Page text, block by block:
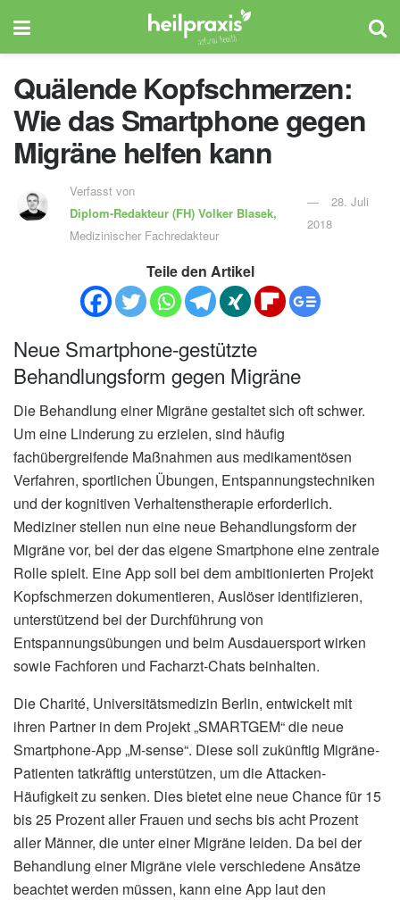
Quälende Kopfschmerzen:
Wie das Smartphone gegen
Migräne helfen kann
Verfasst von
Diplom-Redakteur (FH) Volker Blasek,
Medizinischer Fachredakteur
28. Juli
2018
Teile den Artikel
Neue Smartphone-gestützte
Behandlungsform gegen Migräne
Die Behandlung einer Migräne gestaltet sich oft schwer.
Um eine Linderung zu erzielen, sind häufig
fachübergreifende Maßnahmen aus medikamentösen
Verfahren, sportlichen Übungen, Entspannungstechniken
und der kognitiven Verhaltenstherapie erforderlich.
Mediziner stellen nun eine neue Behandlungsform der
Migräne vor, bei der das eigene Smartphone eine zentrale
Rolle spielt. Eine App soll bei dem ambitionierten Projekt
Kopfschmerzen dokumentieren, Auslöser identifizieren,
unterstützend bei der Durchführung von
Entspannungsübungen und beim Ausdauersport wirken
sowie Fachforen und Facharzt-Chats beinhalten.
Die Charité, Universitätsmedizin Berlin, entwickelt mit
ihren Partner in dem Projekt „SMARTGEM“ die neue
Smartphone-App „M-sense“. Diese soll zukünftig Migräne-
Patienten tatkräftig unterstützen, um die Attacken-
Häufigkeit zu senken. Dies bietet eine neue Chance für 15
bis 25 Prozent aller Frauen und sechs bis acht Prozent
aller Männer, die unter einer Migräne leiden. Da bei der
Behandlung einer Migräne viele verschiedene Ansätze
beachtet werden müssen, kann eine App laut den